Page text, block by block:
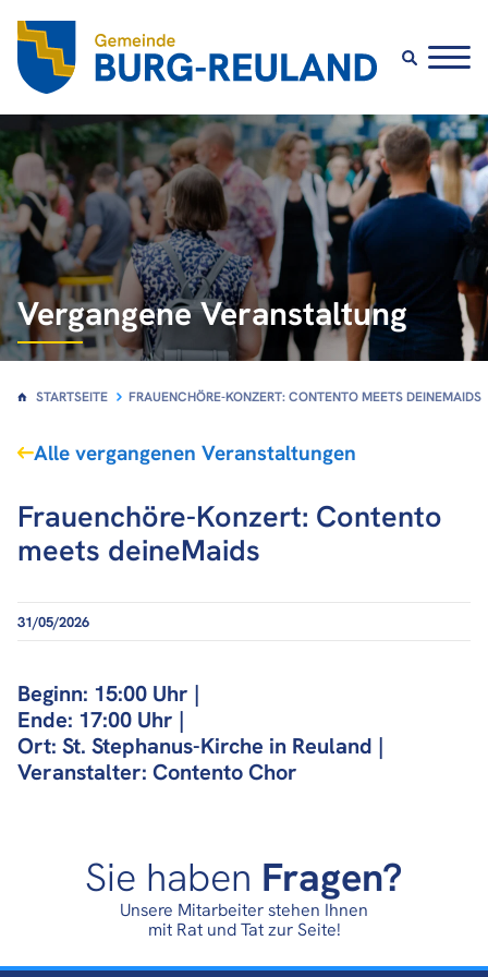
Vergangene Veranstaltung
STARTSEITE FRAUENCHÖRE-KONZERT: CONTENTO MEETS DEINEMAIDS
Alle vergangenen Veranstaltungen
Frauenchöre-Konzert: Contento
meets deineMaids
31/05/2026
Beginn: 15:00 Uhr |
Ende: 17:00 Uhr |
Ort: St. Stephanus-Kirche in Reuland |
Veranstalter: Contento Chor
Sie haben Fragen?
Unsere Mitarbeiter stehen Ihnen
mit Rat und Tat zur Seite!